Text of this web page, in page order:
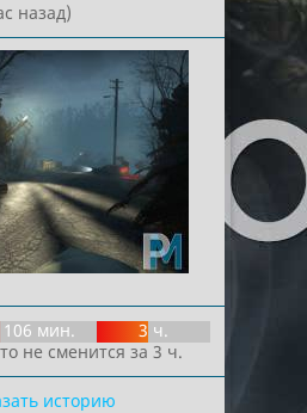
назад)
106 мин.
3 ч.
не сменится за 3 ч.
историю